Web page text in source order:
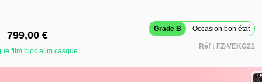
film bloc alim casque
799,00 €
Grade B Occasion bon état
Réf : FZ-VEKG21